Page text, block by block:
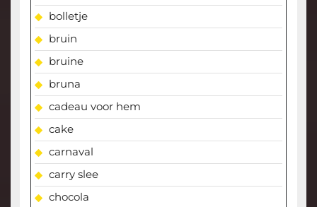
bolletje
bruin
bruine
bruna
cadeau voor hem
cake
carnaval
carry slee
chocola